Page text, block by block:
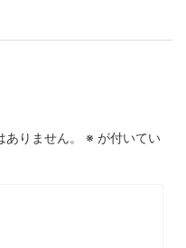
りません。 ※ が付いてい